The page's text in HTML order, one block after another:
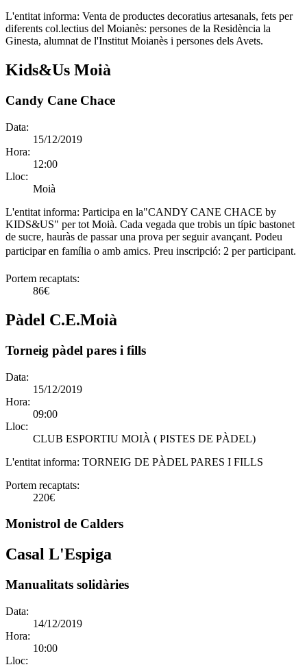
L'entitat informa: Venta de productes decoratius artesanals, fets per
diferents col.lectius del Moianès: persones de la Residència la
Ginesta, alumnat de l'Institut Moianès i persones dels Avets.
Kids&Us Moià
Candy Cane Chace
Data:
15/12/2019
Hora:
12:00
Lloc:
Moià
L'entitat informa: Participa en la"CANDY CANE CHACE by
KIDS&US" per tot Moià. Cada vegada que trobis un típic bastonet
de sucre, hauràs de passar una prova per seguir avançant. Podeu
participar en família o amb amics. Preu inscripció: 2 per participant.
Portem recaptats:
86€
Pàdel C.E.Moià
Torneig pàdel pares i fills
Data:
15/12/2019
Hora:
09:00
Lloc:
CLUB ESPORTIU MOIÀ ( PISTES DE PÀDEL)
L'entitat informa: TORNEIG DE PÀDEL PARES I FILLS
Portem recaptats:
220€
Monistrol de Calders
Casal L'Espiga
Manualitats solidàries
Data:
14/12/2019
Hora:
10:00
Lloc: